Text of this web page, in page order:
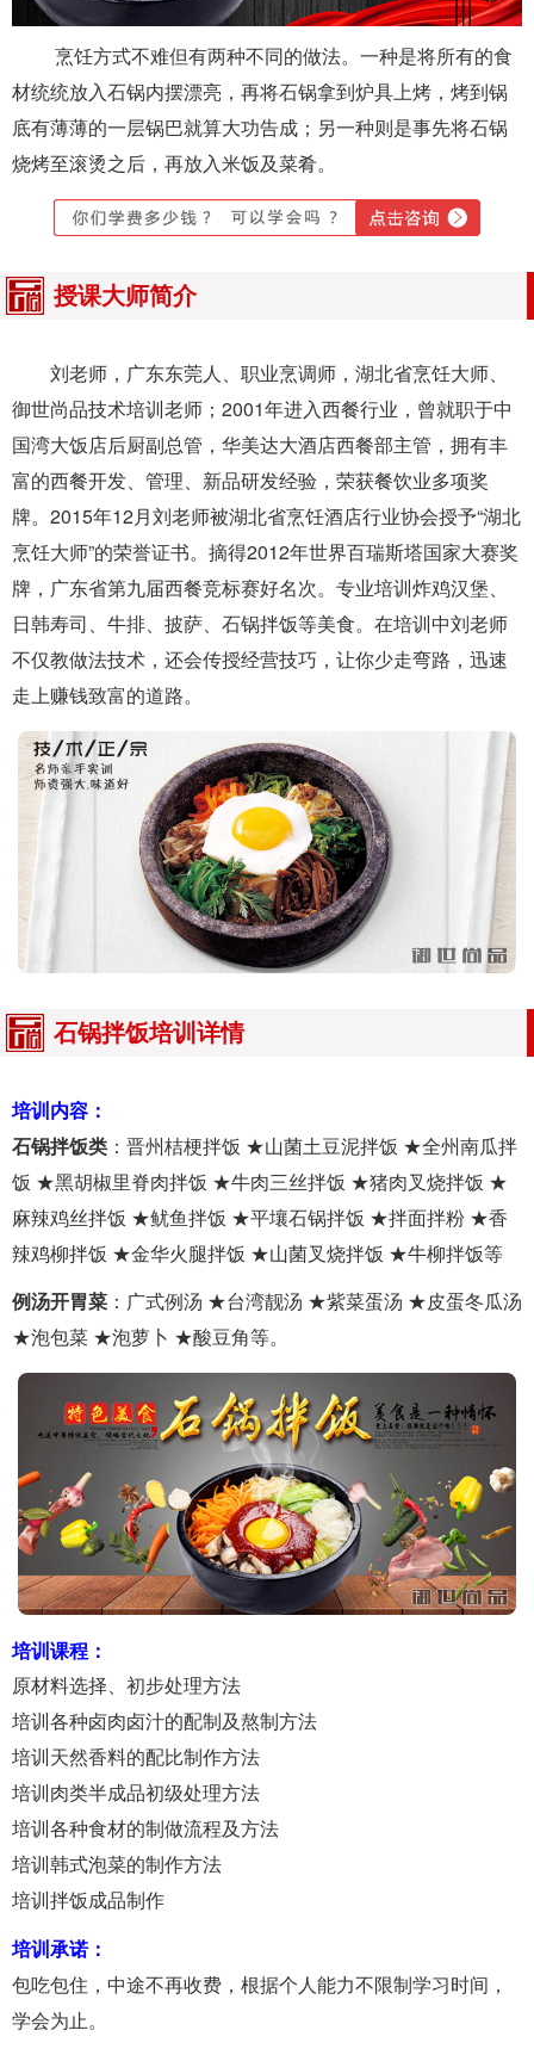
烹饪方式不难但有两种不同的做法。一种是将所有的食
材统统放入石锅内摆漂亮，再将石锅拿到炉具上烤，烤到锅
底有薄薄的一层锅巴就算大功告成；另一种则是事先将石锅
烧烤至滚烫之后，再放入米饭及菜肴。
授课大师简介
刘老师，广东东莞人、职业烹调师，湖北省烹饪大师、
御世尚品技术培训老师；2001年进入西餐行业，曾就职于中
国湾大饭店后厨副总管，华美达大酒店西餐部主管，拥有丰
富的西餐开发、管理、新品研发经验，荣获餐饮业多项奖
牌。2015年12月刘老师被湖北省烹饪酒店行业协会授予“湖北
烹饪大师”的荣誉证书。摘得2012年世界百瑞斯塔国家大赛奖
牌，广东省第九届西餐竞标赛好名次。专业培训炸鸡汉堡、
日韩寿司、牛排、披萨、石锅拌饭等美食。在培训中刘老师
不仅教做法技术，还会传授经营技巧，让你少走弯路，迅速
走上赚钱致富的道路。
石锅拌饭培训详情
培训内容：
石锅拌饭类 ：晋州桔梗拌饭 ★山菌土豆泥拌饭 ★全州南瓜拌
饭 ★黑胡椒里脊肉拌饭 ★牛肉三丝拌饭 ★猪肉叉烧拌饭 ★
麻辣鸡丝拌饭 ★鱿鱼拌饭 ★平壤石锅拌饭 ★拌面拌粉 ★香
辣鸡柳拌饭 ★金华火腿拌饭 ★山菌叉烧拌饭 ★牛柳拌饭等
例汤开胃菜 ：广式例汤 ★台湾靓汤 ★紫菜蛋汤 ★皮蛋冬瓜汤
★泡包菜 ★泡萝卜 ★酸豆角等。
培训课程：
原材料选择、初步处理方法
培训各种卤肉卤汁的配制及熬制方法
培训天然香料的配比制作方法
培训肉类半成品初级处理方法
培训各种食材的制做流程及方法
培训韩式泡菜的制作方法
培训拌饭成品制作
培训承诺：
包吃包住，中途不再收费，根据个人能力不限制学习时间，
学会为止。